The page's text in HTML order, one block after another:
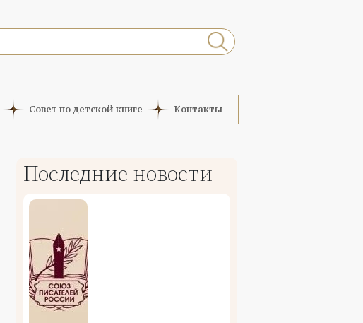
Совет по детской книге Контакты
Последние новости